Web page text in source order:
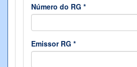
Número do RG *
Emissor RG *